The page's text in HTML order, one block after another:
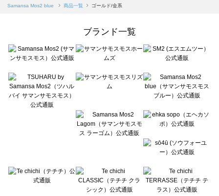
Samansa Mos2 blue（サマンサモスモス ブルー）の一覧
Te chichi（テチチ）の一覧
Te chichi CLASSIC（テチチ クラシック）の一覧
Lugnoncure（ルノンキュール）の一覧
BETTY'S BLUE（べティーズブルー）の一覧
Wpc.（ワールドパーティー）の一覧
Samansa Mos2 blue 商品一覧 ゴールド/金系
ブランド一覧